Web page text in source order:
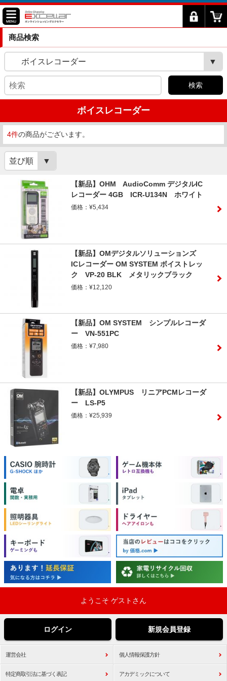
商品検索
ボイスレコーダー
検索
ボイスレコーダー
4件の商品がございます。
並び順
【新品】OHM AudioComm デジタルIC
レコーダー 4GB ICR-U134N ホワイト
価格：¥5,434
【新品】OMデジタルソリューションズ
ICレコーダー OM SYSTEM ボイストレッ
ク VP-20 BLK メタリックブラック
価格：¥12,120
【新品】OM SYSTEM シンプルレコーダ
ー VN-551PC
価格：¥7,980
【新品】OLYMPUS リニアPCMレコーダ
ー LS-P5
価格：¥25,939
ようこそ ゲストさん
ログイン 新規会員登録
運営会社 個人情報保護方針
特定商取引法に基づく表記 アカデミックについて